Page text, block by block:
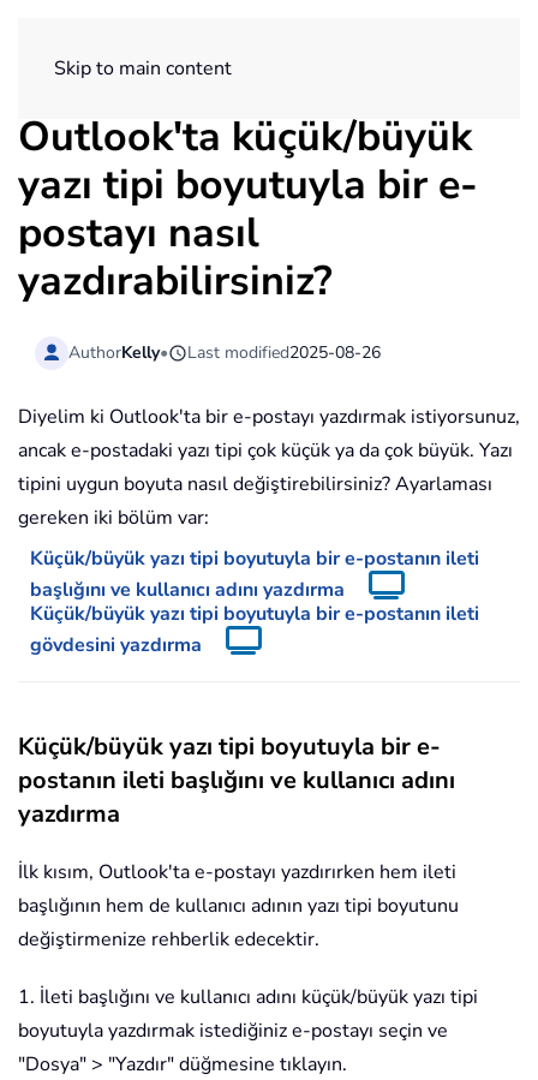
Skip to main content
Outlook'ta küçük/büyük
yazı tipi boyutuyla bir e-
postayı nasıl
yazdırabilirsiniz?
AuthorKelly• Last modified2025-08-26
Diyelim ki Outlook'ta bir e-postayı yazdırmak istiyorsunuz,
ancak e-postadaki yazı tipi çok küçük ya da çok büyük. Yazı
tipini uygun boyuta nasıl değiştirebilirsiniz? Ayarlaması
gereken iki bölüm var:
Küçük/büyük yazı tipi boyutuyla bir e-postanın ileti
başlığını ve kullanıcı adını yazdırma
Küçük/büyük yazı tipi boyutuyla bir e-postanın ileti
gövdesini yazdırma
Küçük/büyük yazı tipi boyutuyla bir e-
postanın ileti başlığını ve kullanıcı adını
yazdırma
İlk kısım, Outlook'ta e-postayı yazdırırken hem ileti
başlığının hem de kullanıcı adının yazı tipi boyutunu
değiştirmenize rehberlik edecektir.
1. İleti başlığını ve kullanıcı adını küçük/büyük yazı tipi
boyutuyla yazdırmak istediğiniz e-postayı seçin ve
"Dosya" > "Yazdır" düğmesine tıklayın.